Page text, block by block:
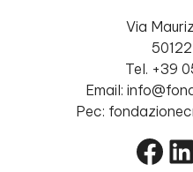
Via
Tel. +39
Email:
Pec: